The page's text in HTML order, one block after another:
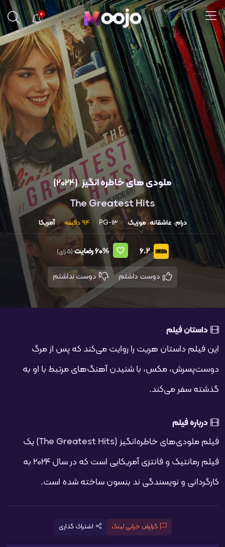
0
ملودی های خاطره انگیز(2024)
The Greatest Hits
درام، عاشقانه،موزیک PG-13 94 دقیقه آمریکا
6.2
60%رضایت(5 رای)
دوست نداشتم
داستان فیلم
این فیلم داستان هریت را روایت می‌کند که پس از مرگ
دوست‌پسرش، مکس، با شنیدن آهنگ‌های مرتبط با او به
گذشته سفر می‌کند.
درباره فیلم
فیلم ملودی‌های خاطره‌انگیز (The Greatest Hits) یک
فیلم رمانتیک و فانتزی آمریکایی است که در سال 2024 به
کارگردانی و نویسندگی ند بنسون ساخته شده است.
گزارش خرابی لینک اشتراک گذاری